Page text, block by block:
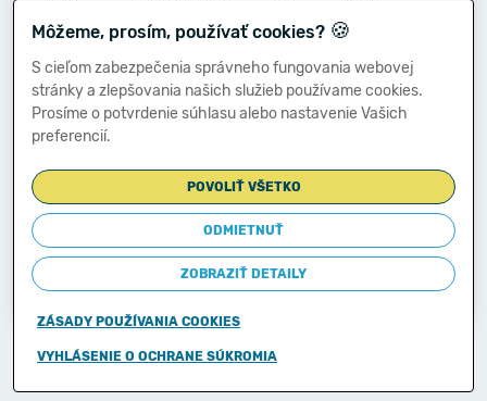
B.IV.1.
Peniaze a účty
v bankách (211,
213, 21X, 221A,
22
finančné účty
(251, 252, 253,
256, 257, 25X,
259, 314A) -
/291, 29X/
Môžeme, prosím, používať cookies? 🍪
S cieľom zabezpečenia správneho fungovania webovej
stránky a zlepšovania našich služieb používame cookies.
Prosíme o potvrdenie súhlasu alebo nastavenie Vašich
preferencií.
POVOLIŤ VŠETKO
ODMIETNUŤ
ZOBRAZIŤ DETAILY
ZÁSADY POUŽÍVANIA COOKIES
VYHLÁSENIE O OCHRANE SÚKROMIA
Copyright © 2011-2026